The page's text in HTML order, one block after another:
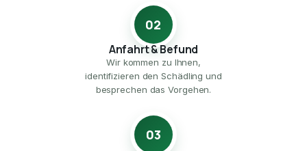
02
Anfahrt & Befund
Wir kommen zu Ihnen,
identifizieren den Schädling und
besprechen das Vorgehen.
03